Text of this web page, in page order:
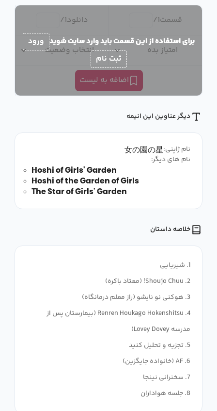
قسمت1
/ دانلود1
/
امتیاز بده انتخاب وضعیت
اضافه به لیست
برای استفاده از این قسمت باید وارد سایت شوید ورود
ثبت نام
دیگر عناوین این انیمه
نام ژاپنی:女の園の星
نام های دیگر:
Hoshi of Girls' Garden
Hoshi of the Garden of Girls
The Star of Girls' Garden
خلاصه داستان
4. Renren Houkago Hokenshitsu (بیمارستان پس از
8. جلسه هواداران